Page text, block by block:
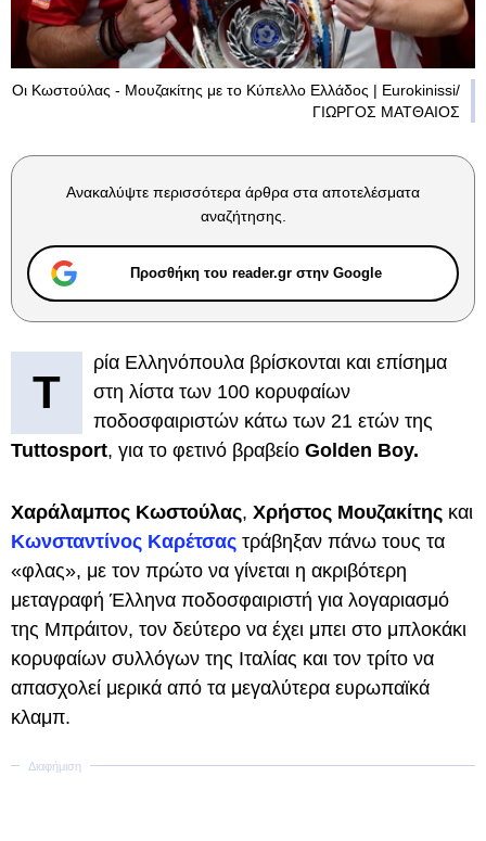
Οι Κωστούλας - Μουζακίτης με τo Κύπελλο Ελλάδος | Eurokinissi/
ΓΙΩΡΓΟΣ ΜΑΤΘΑΙΟΣ
Ανακαλύψτε περισσότερα άρθρα στα αποτελέσματα
αναζήτησης.
Προσθήκη του reader.gr στην Google
Τ
ρία Ελληνόπουλα βρίσκονται και επίσημα
στη λίστα των 100 κορυφαίων
ποδοσφαιριστών κάτω των 21 ετών της
Tuttosport, για το φετινό βραβείο Golden Boy.
Χαράλαμπος Κωστούλας, Χρήστος Μουζακίτης και
Κωνσταντίνος Καρέτσας τράβηξαν πάνω τους τα
«φλας», με τον πρώτο να γίνεται η ακριβότερη
μεταγραφή Έλληνα ποδοσφαιριστή για λογαριασμό
της Μπράιτον, τον δεύτερο να έχει μπει στο μπλοκάκι
κορυφαίων συλλόγων της Ιταλίας και τον τρίτο να
απασχολεί μερικά από τα μεγαλύτερα ευρωπαϊκά
κλαμπ.